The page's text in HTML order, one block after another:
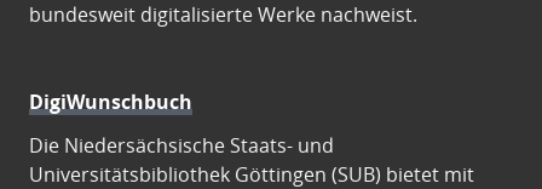
bundesweit digitalisierte Werke nachweist.
DigiWunschbuch
Die Niedersächsische Staats- und
Universitätsbibliothek Göttingen (SUB) bietet mit